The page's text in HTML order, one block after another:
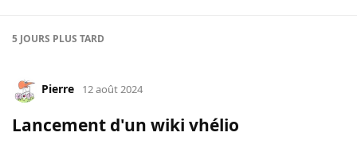
5 JOURS PLUS TARD
Pierre 12 août 2024
Lancement d'un wiki vhélio